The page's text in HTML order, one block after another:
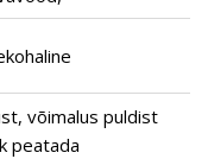
võimalus puldist
peatada